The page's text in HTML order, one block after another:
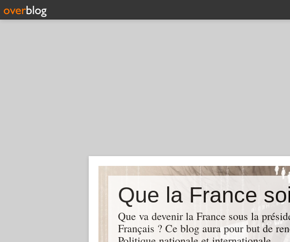
Que la France
Que va devenir la France sous la
Français ? Ce blog aura pour but de